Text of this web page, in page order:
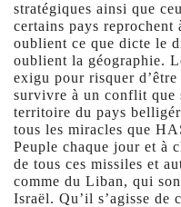
stratégiques ainsi que
certains pays
oublient ce que dicte le
oublient la géographie.
exigu pour risquer
survivre à un conflit que
territoire du pays
tous les miracles que
Peuple chaque jour et à
de tous ces missiles et
comme du Liban, qui
Israël. Qu’il s’agisse de